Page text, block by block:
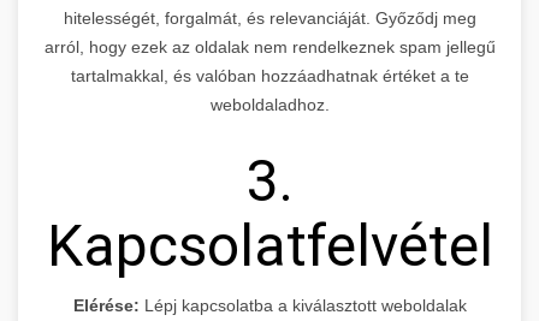
hitelességét, forgalmát, és relevanciáját. Győződj meg
arról, hogy ezek az oldalak nem rendelkeznek spam jellegű
tartalmakkal, és valóban hozzáadhatnak értéket a te
weboldaladhoz.
3.
Kapcsolatfelvétel
Elérése: Lépj kapcsolatba a kiválasztott weboldalak